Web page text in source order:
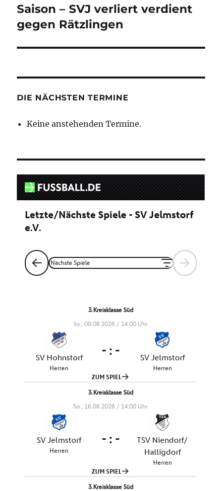
Beitrag:
Saison – SVJ verliert verdient
gegen Rätzlingen
DIE NÄCHSTEN TERMINE
Keine anstehenden Termine.